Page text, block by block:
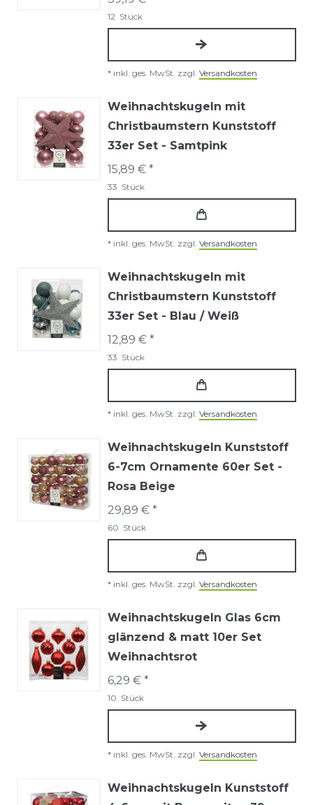
12 Stück
* inkl. ges. MwSt. zzgl. Versandkosten
Weihnachtskugeln mit
Christbaumstern Kunststoff
33er Set - Samtpink
15,89 € *
33 Stück
* inkl. ges. MwSt. zzgl. Versandkosten
Weihnachtskugeln mit
Christbaumstern Kunststoff
33er Set - Blau / Weiß
12,89 € *
33 Stück
* inkl. ges. MwSt. zzgl. Versandkosten
Weihnachtskugeln Kunststoff
6-7cm Ornamente 60er Set -
Rosa Beige
29,89 € *
60 Stück
* inkl. ges. MwSt. zzgl. Versandkosten
Weihnachtskugeln Glas 6cm
glänzend & matt 10er Set
Weihnachtsrot
6,29 € *
10 Stück
* inkl. ges. MwSt. zzgl. Versandkosten
Weihnachtskugeln Kunststoff